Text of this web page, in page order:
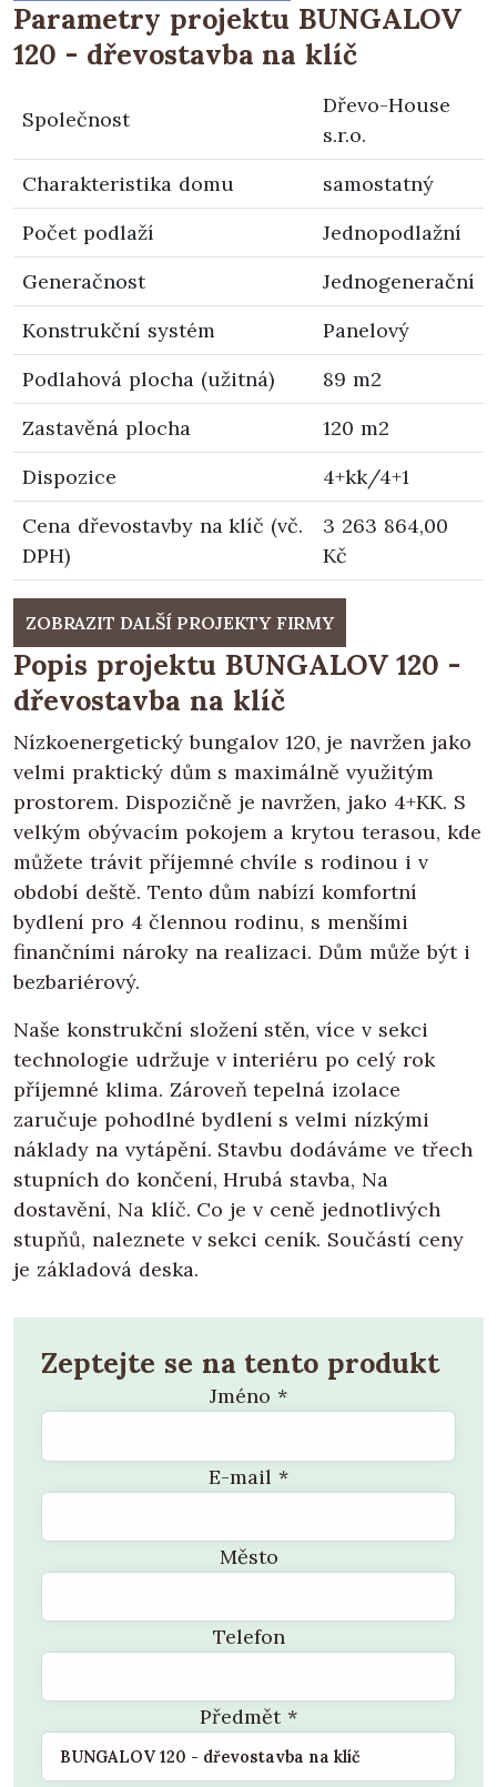
Parametry projektu BUNGALOV
120 - dřevostavba na klíč
Společnost
Dřevo-House
s.r.o.
Charakteristika domu
samostatný
Počet podlaží
Jednopodlažní
Generačnost
Jednogenerační
Konstrukční systém
Panelový
Podlahová plocha (užitná)
89 m2
Zastavěná plocha
120 m2
Dispozice
4+kk/4+1
Cena dřevostavby na klíč (vč.
DPH)
3 263 864,00
Kč
ZOBRAZIT DALŠÍ PROJEKTY FIRMY
Popis projektu BUNGALOV 120 -
dřevostavba na klíč
Nízkoenergetický bungalov 120, je navržen jako
velmi praktický dům s maximálně využitým
prostorem. Dispozičně je navržen, jako 4+KK. S
velkým obývacím pokojem a krytou terasou, kde
můžete trávit příjemné chvíle s rodinou i v
období deště. Tento dům nabízí komfortní
bydlení pro 4 člennou rodinu, s menšími
finančními nároky na realizaci. Dům může být i
bezbariérový.
Naše konstrukční složení stěn, více v sekci
technologie udržuje v interiéru po celý rok
příjemné klima. Zároveň tepelná izolace
zaručuje pohodlné bydlení s velmi nízkými
náklady na vytápění. Stavbu dodáváme ve třech
stupních do končení, Hrubá stavba, Na
dostavění, Na klíč. Co je v ceně jednotlivých
stupňů, naleznete v sekci ceník. Součástí ceny
je základová deska.
Zeptejte se na tento produkt
Jméno *
E-mail *
Město
Telefon
Předmět*